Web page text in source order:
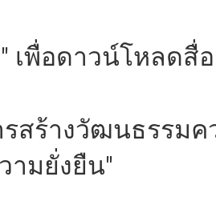
เพื่อดาวน์โหลดสื่
สร้างวัฒนธรรม
ามยั่งยืน"